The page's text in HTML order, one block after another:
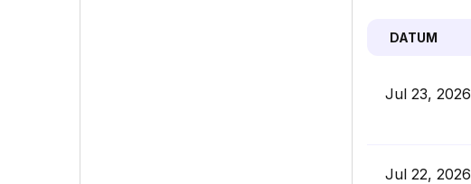
DATUM
Jul 23, 2026
Jul 22, 2026